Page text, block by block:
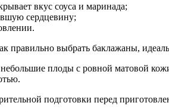
вкус соуса и маринада;
сердцевину;
правильно выбрать баклажаны,
плоды с ровной матовой
подготовки перед